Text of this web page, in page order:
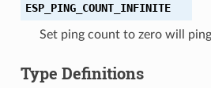
ESP_PING_COUNT_INFINITE
Set ping count to zero will
Type Definitions